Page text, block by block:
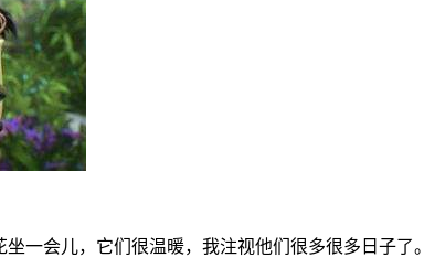
一会儿，它们很温暖，我注视他们很多很多日子了。